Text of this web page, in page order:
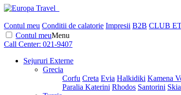
Contul meu Conditii de calatorie Impresii B2B CLUB
Contul meuMenu
Call Center: 021-9407
Sejururi Externe
Grecia
Corfu Creta Evia Halkidiki Kamena
Paralia Katerini Rhodos Santorini